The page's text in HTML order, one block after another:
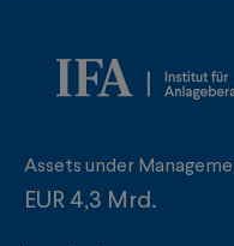
Assets under
EUR 4,3 Mrd.